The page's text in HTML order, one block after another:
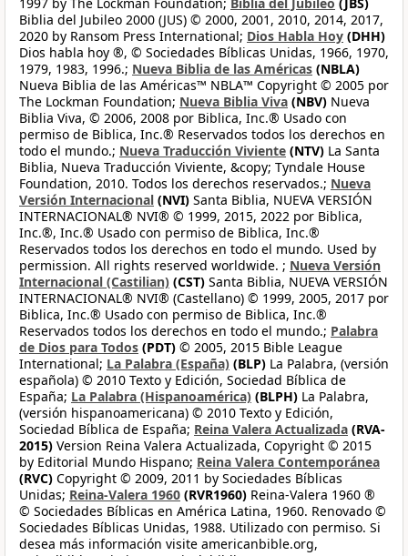
Biblia del Jubileo 2000 (JUS) © 2000, 2001, 2010, 2014, 2017,
2020 by Ransom Press International; Dios Habla Hoy (DHH)
Dios habla hoy ®, © Sociedades Bíblicas Unidas, 1966, 1970,
1979, 1983, 1996.; Nueva Biblia de las Américas (NBLA)
Nueva Biblia de las Américas™ NBLA™ Copyright © 2005 por
The Lockman Foundation; Nueva Biblia Viva (NBV) Nueva
Biblia Viva, © 2006, 2008 por Biblica, Inc.® Usado con
permiso de Biblica, Inc.® Reservados todos los derechos en
todo el mundo.; Nueva Traducción Viviente (NTV) La Santa
Biblia, Nueva Traducción Viviente, &copy; Tyndale House
Foundation, 2010. Todos los derechos reservados.; Nueva
Versión Internacional (NVI) Santa Biblia, NUEVA VERSIÓN
INTERNACIONAL® NVI® © 1999, 2015, 2022 por Biblica,
Inc.®, Inc.® Usado con permiso de Biblica, Inc.®
Reservados todos los derechos en todo el mundo. Used by
permission. All rights reserved worldwide. ; Nueva Versión
Internacional (Castilian) (CST) Santa Biblia, NUEVA VERSIÓN
INTERNACIONAL® NVI® (Castellano) © 1999, 2005, 2017 por
Biblica, Inc.® Usado con permiso de Biblica, Inc.®
Reservados todos los derechos en todo el mundo.; Palabra
de Dios para Todos (PDT) © 2005, 2015 Bible League
International; La Palabra (España) (BLP) La Palabra, (versión
española) © 2010 Texto y Edición, Sociedad Bíblica de
España; La Palabra (Hispanoamérica) (BLPH) La Palabra,
(versión hispanoamericana) © 2010 Texto y Edición,
Sociedad Bíblica de España; Reina Valera Actualizada (RVA-
2015) Version Reina Valera Actualizada, Copyright © 2015
by Editorial Mundo Hispano; Reina Valera Contemporánea
(RVC) Copyright © 2009, 2011 by Sociedades Bíblicas
Unidas; Reina-Valera 1960 (RVR1960) Reina-Valera 1960 ®
© Sociedades Bíblicas en América Latina, 1960. Renovado ©
Sociedades Bíblicas Unidas, 1988. Utilizado con permiso. Si
desea más información visite americanbible.org,